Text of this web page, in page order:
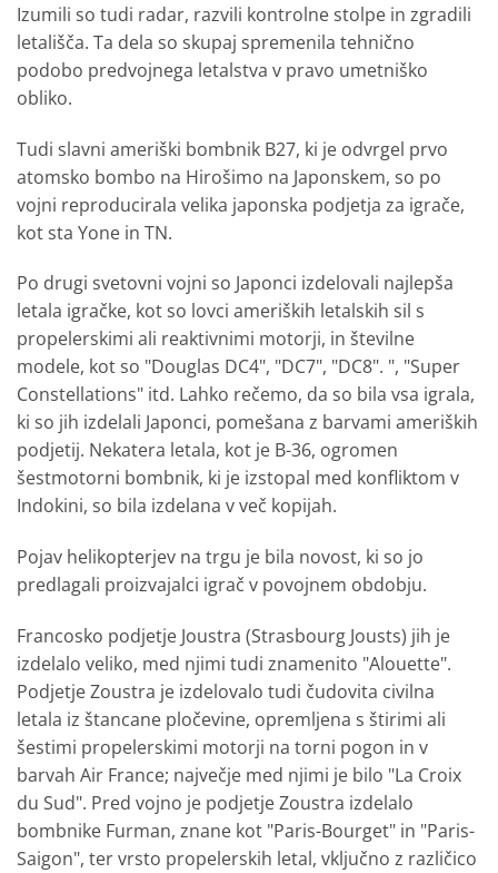
Izumili so tudi radar, razvili kontrolne stolpe in zgradili
letališča. Ta dela so skupaj spremenila tehnično
podobo predvojnega letalstva v pravo umetniško
obliko.
Tudi slavni ameriški bombnik B27, ki je odvrgel prvo
atomsko bombo na Hirošimo na Japonskem, so po
vojni reproducirala velika japonska podjetja za igrače,
kot sta Yone in TN.
Po drugi svetovni vojni so Japonci izdelovali najlepša
letala igračke, kot so lovci ameriških letalskih sil s
propelerskimi ali reaktivnimi motorji, in številne
modele, kot so "Douglas DC4", "DC7", "DC8". ", "Super
Constellations" itd. Lahko rečemo, da so bila vsa igrala,
ki so jih izdelali Japonci, pomešana z barvami ameriških
podjetij. Nekatera letala, kot je B-36, ogromen
šestmotorni bombnik, ki je izstopal med konfliktom v
Indokini, so bila izdelana v več kopijah.
Pojav helikopterjev na trgu je bila novost, ki so jo
predlagali proizvajalci igrač v povojnem obdobju.
Francosko podjetje Joustra (Strasbourg Jousts) jih je
izdelalo veliko, med njimi tudi znamenito "Alouette".
Podjetje Zoustra je izdelovalo tudi čudovita civilna
letala iz štancane pločevine, opremljena s štirimi ali
šestimi propelerskimi motorji na torni pogon in v
barvah Air France; največje med njimi je bilo "La Croix
du Sud". Pred vojno je podjetje Zoustra izdelalo
bombnike Furman, znane kot "Paris-Bourget" in "Paris-
Saigon", ter vrsto propelerskih letal, vključno z različico